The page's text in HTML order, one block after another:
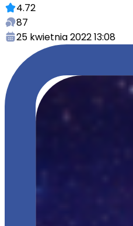
4.72
87
25 kwietnia 2022 13:08